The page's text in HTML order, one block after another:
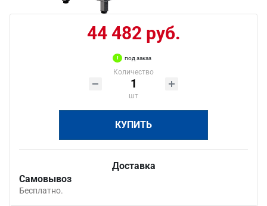
44 482 руб.
под заказ
Количество
шт
КУПИТЬ
Доставка
Самовывоз
Бесплатно.